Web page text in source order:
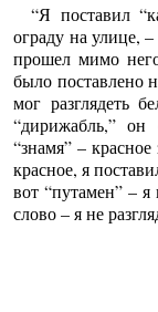
“Я поставил
ограду на улице,
прошел мимо
было поставлено
мог разглядеть
“дирижабль,”
“знамя” –
красное, я
вот “путамен” –
слово – я не